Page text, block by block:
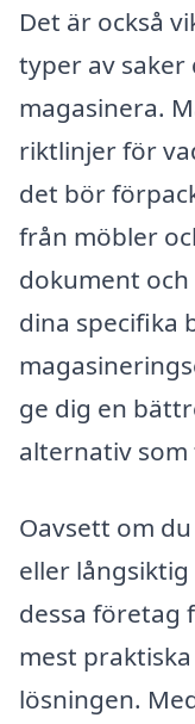
Det är också
typer av
magasinera.
riktlinjer för
det bör
från möbler
dokument
dina specifika
ge dig en
alternativ
Oavsett om
eller
dessa företag
mest
lösningen.